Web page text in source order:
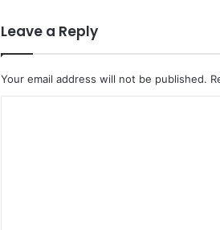
Leave a Reply
Your email address will not be published.